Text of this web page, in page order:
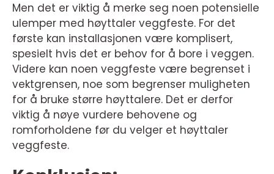
Men det er viktig å merke seg noen potensielle
ulemper med høyttaler veggfeste. For det
første kan installasjonen være komplisert,
spesielt hvis det er behov for å bore i veggen.
Videre kan noen veggfeste være begrenset i
vektgrensen, noe som begrenser muligheten
for å bruke større høyttalere. Det er derfor
viktig å nøye vurdere behovene og
romforholdene før du velger et høyttaler
veggfeste.